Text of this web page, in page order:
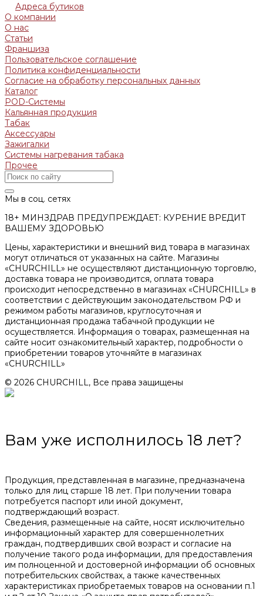
Адреса бутиков
О компании
О нас
Статьи
Франшиза
Пользовательское соглашение
Политика конфиденциальности
Согласие на обработку персональных данных
Каталог
POD-Системы
Кальянная продукция
Табак
Аксессуары
Зажигалки
Системы нагревания табака
Прочее
Мы в соц. сетях
18+ МИНЗДРАВ ПРЕДУПРЕЖДАЕТ: КУРЕНИЕ ВРЕДИТ
ВАШЕМУ ЗДОРОВЬЮ
Цены, характеристики и внешний вид товара в магазинах
могут отличаться от указанных на сайте. Магазины
«CHURCHILL» не осуществляют дистанционную торговлю,
доставка товара не производится, оплата товара
происходит непосредственно в магазинах «CHURCHILL» в
соответствии с действующим законодательством РФ и
режимом работы магазинов, круглосуточная и
дистанционная продажа табачной продукции не
осуществляется. Информация о товарах, размещенная на
сайте носит ознакомительный характер, подробности о
приобретении товаров уточняйте в магазинах
«CHURCHILL»
© 2026 CHURCHILL, Все права защищены
Вам уже исполнилось 18 лет?
Продукция, представленная в магазине, предназначена
только для лиц старше 18 лет. При получении товара
потребуется паспорт или иной документ,
подтверждающий возраст.
Сведения, размещенные на сайте, носят исключительно
информационный характер для совершеннолетних
граждан, подтвердивших свой возраст и согласие на
получение такого рода информации, для предоставления
им полноценной и достоверной информации об основных
потребительских свойствах, а также качественных
характеристиках приобретаемых товаров на основании п.1